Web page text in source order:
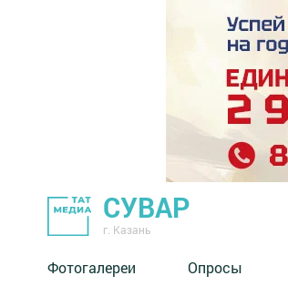
СУВАР
г. Казань
Фотогалереи Опросы